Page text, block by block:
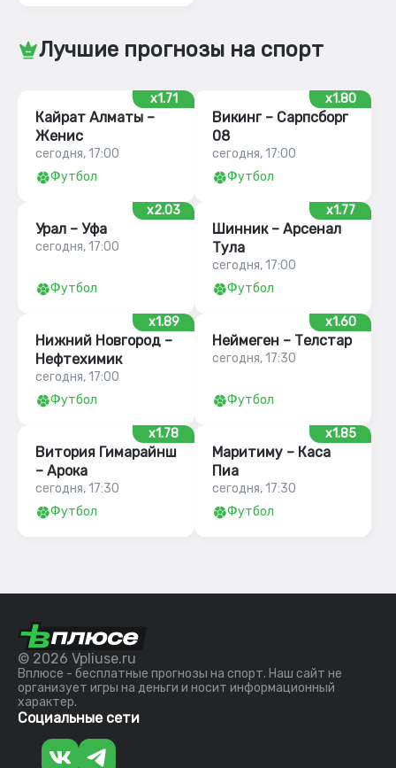
Лучшие прогнозы на спорт
x1.71
Кайрат Алматы –
Женис
сегодня, 17:00
Футбол
x1.80
Викинг – Сарпсборг
08
сегодня, 17:00
Футбол
x2.03
Урал – Уфа
сегодня, 17:00
Футбол
x1.77
Шинник – Арсенал
Тула
сегодня, 17:00
Футбол
x1.89
Нижний Новгород –
Нефтехимик
сегодня, 17:00
Футбол
x1.60
Неймеген – Телстар
сегодня, 17:30
Футбол
x1.78
Витория Гимарайнш
– Арока
сегодня, 17:30
Футбол
x1.85
Маритиму – Каса
Пиа
сегодня, 17:30
Футбол
© 2026 Vpliuse.ru
Вплюсе - бесплатные прогнозы на спорт. Наш сайт не
организует игры на деньги и носит информационный
характер.
Социальные сети